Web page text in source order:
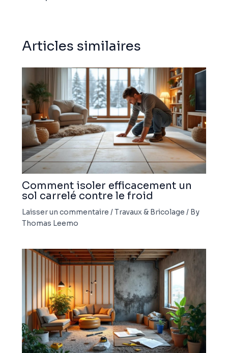
Articles similaires
Comment isoler efficacement un
sol carrelé contre le froid
Laisser un commentaire /Travaux & Bricolage / By
Thomas Leemo